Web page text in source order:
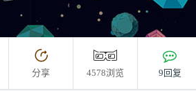
分享 4578浏览 9回复